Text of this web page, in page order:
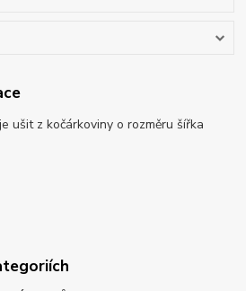
ušit z kočárkoviny o rozměru šířka